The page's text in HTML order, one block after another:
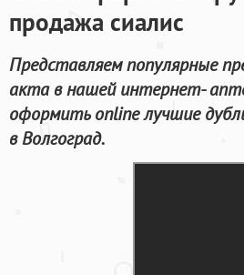
продажа сиалис
Представляем популярные
акта в нашей интернет-
оформить online лучшие
в Волгоград.